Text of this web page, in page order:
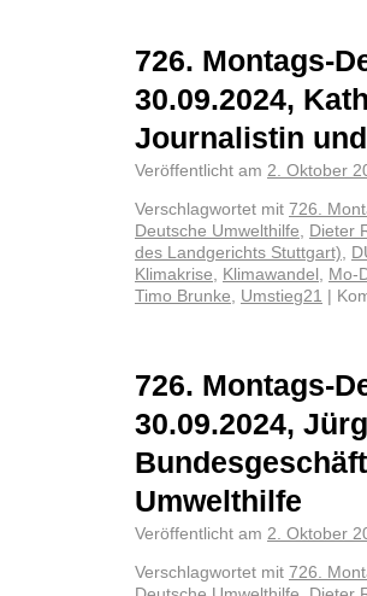
726. Montags-
30.09.2024,
Journalistin
Veröffentlicht am 2. Oktober
Verschlagwortet mit 726.
Deutsche Umwelthilfe, Dieter
des Landgerichts Stuttgart),
Klimakrise, Klimawandel , Mo-
Timo Brunke, Umstieg21
726. Montags-
30.09.2024,
Umwelthilfe
Veröffentlicht am 2. Oktober
Verschlagwortet mit 726.